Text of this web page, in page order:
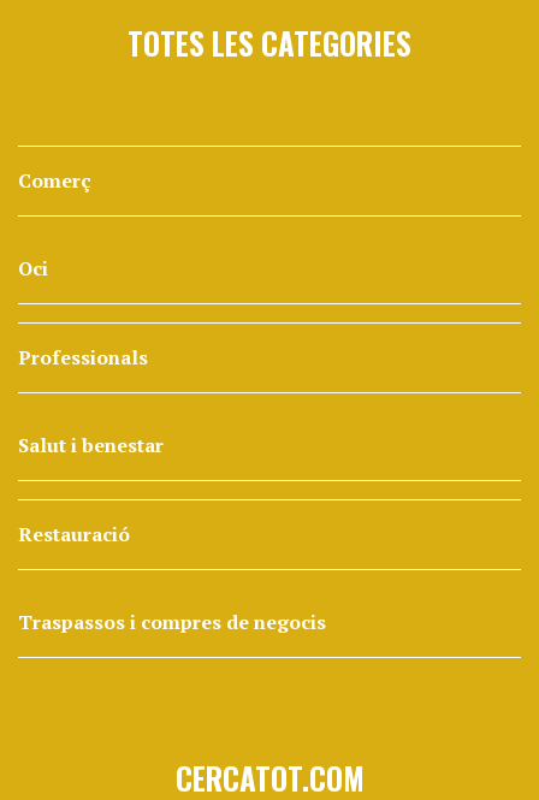
TOTES LES CATEGORIES
Comerç
Oci
Professionals
Salut i benestar
Restauració
Traspassos i compres de negocis
CERCATOT.COM